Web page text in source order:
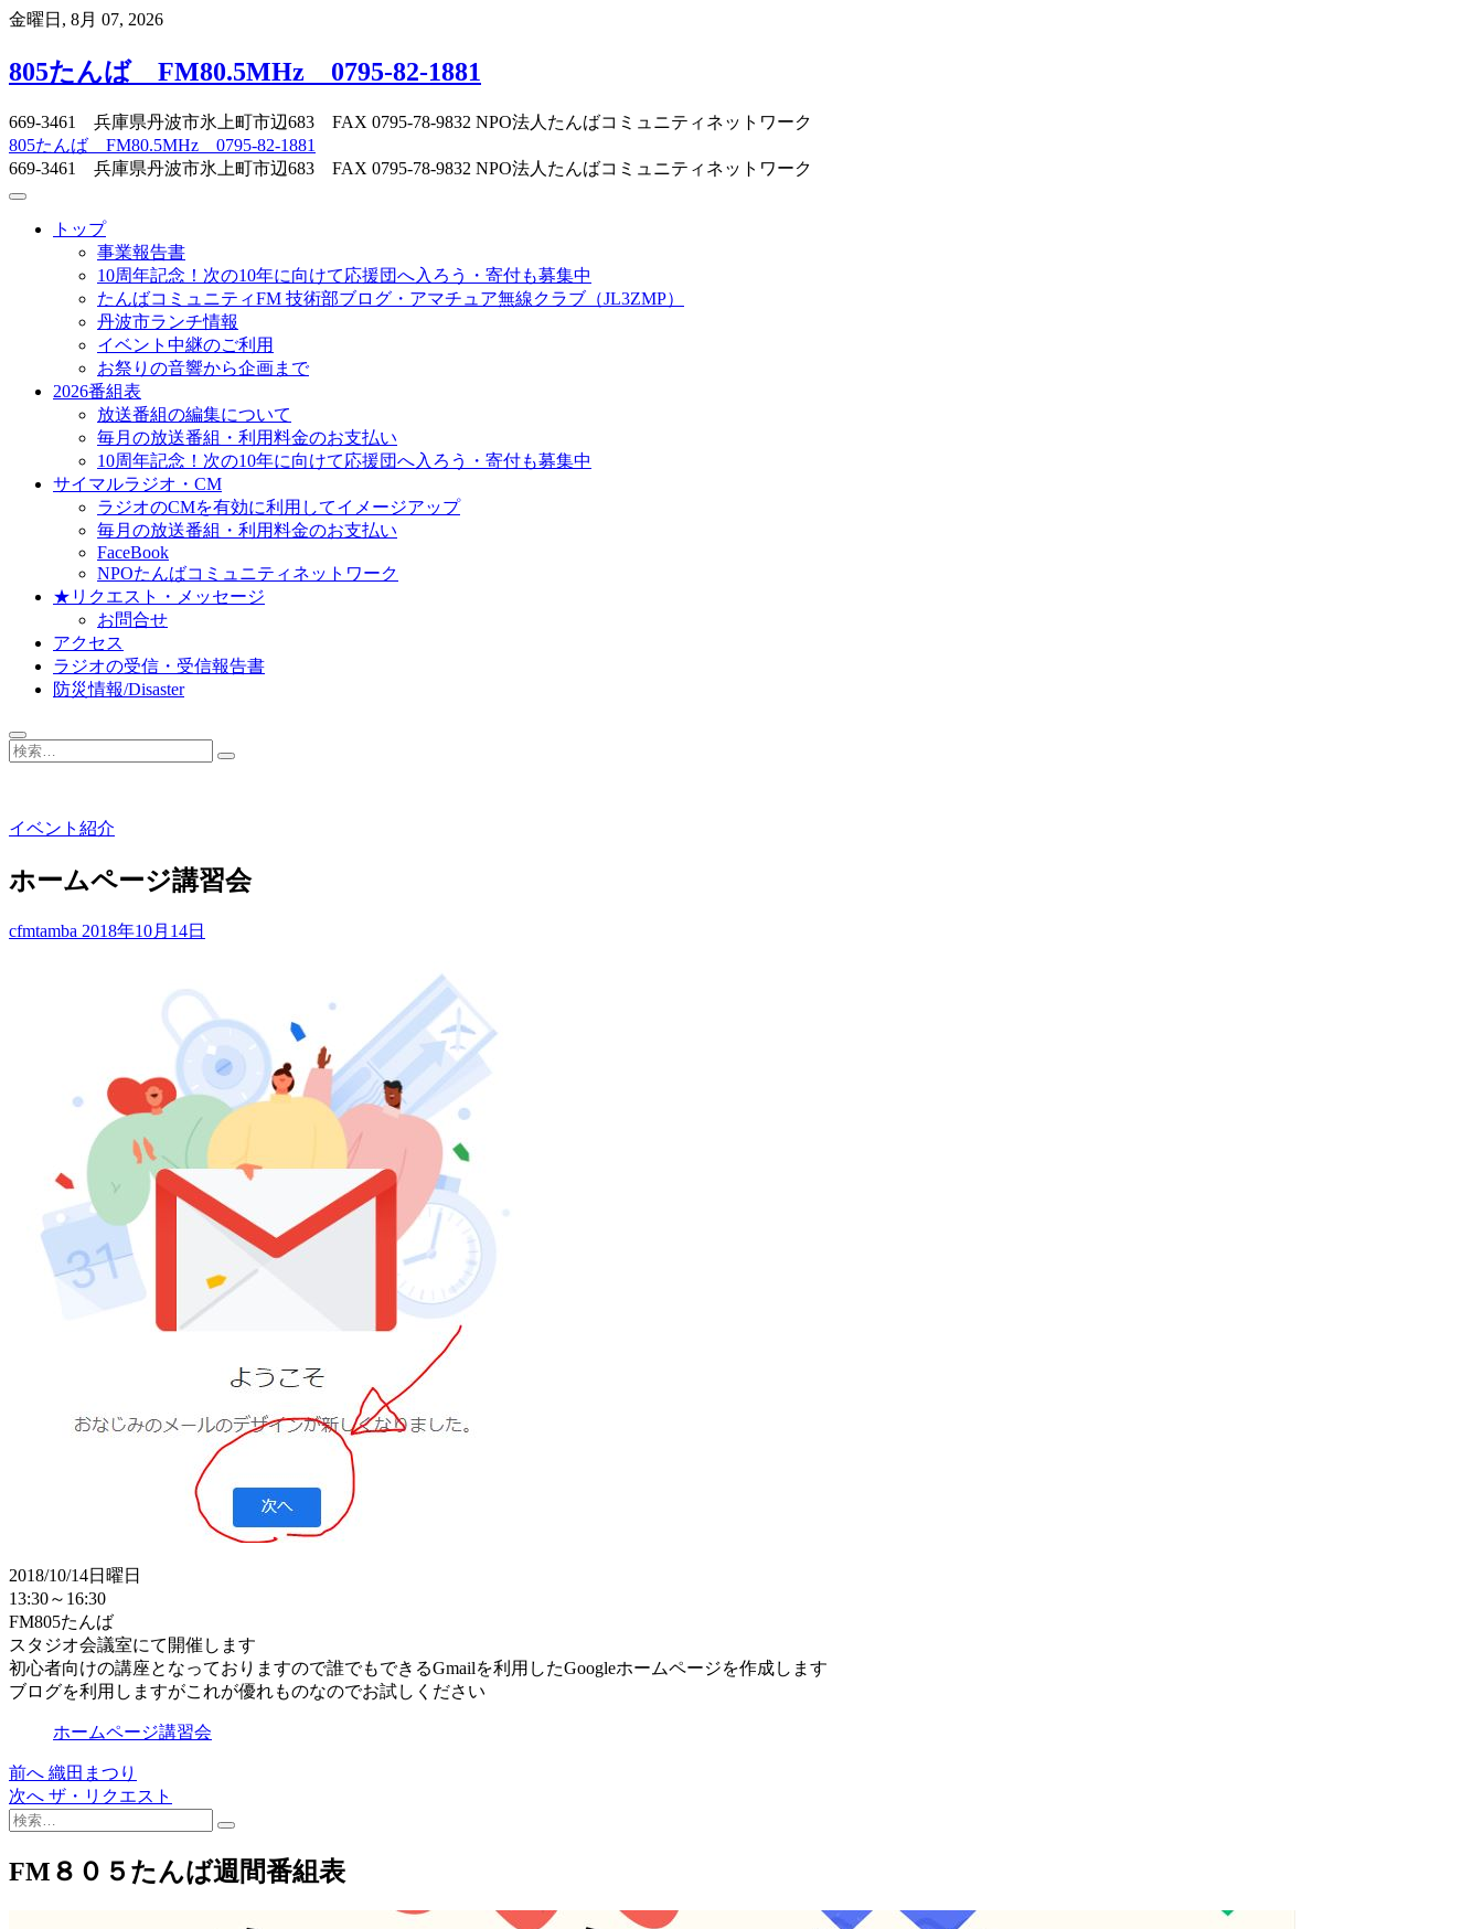
Skip
content
金曜日, 8月 07, 2026
805たんば FM80.5MHz 0795-82-1881
669-3461 兵庫県丹波市氷上町市辺683 FAX 0795-78-9832 NPO法人たんばコミュニティネットワーク
805たんば FM80.5MHz 0795-82-1881
669-3461 兵庫県丹波市氷上町市辺683 FAX 0795-78-9832 NPO法人たんばコミュニティネットワーク
トップ
事業報告書
10周年記念！次の10年に向けて応援団へ入ろう・寄付も募集中
たんばコミュニティFM 技術部ブログ・アマチュア無線クラブ（JL3ZMP）
丹波市ランチ情報
イベント中継のご利用
お祭りの音響から企画まで
2026番組表
放送番組の編集について
毎月の放送番組・利用料金のお支払い
10周年記念！次の10年に向けて応援団へ入ろう・寄付も募集中
サイマルラジオ・CM
ラジオのCMを有効に利用してイメージアップ
毎月の放送番組・利用料金のお支払い
FaceBook
NPOたんばコミュニティネットワーク
★リクエスト・メッセージ
お問合せ
アクセス
ラジオの受信・受信報告書
防災情報/Disaster
検
イベント紹介
ホームページ講習会
cfmtamba 2018年10月14日
2018/10/14日曜日
13:30～16:30
FM805たんば
スタジオ会議室にて開催します
初心者向けの講座となっておりますので誰でもできるGmailを利用したGoogleホームページを作成します
ブログを利用しますがこれが優れものなのでお試しください
ホームページ講習会
投
稿
ビ
前へ 過
去
稿:
織田まつり
次へ 次
稿:
ザ・リクエスト
検
FM８０５たんば週間番組表